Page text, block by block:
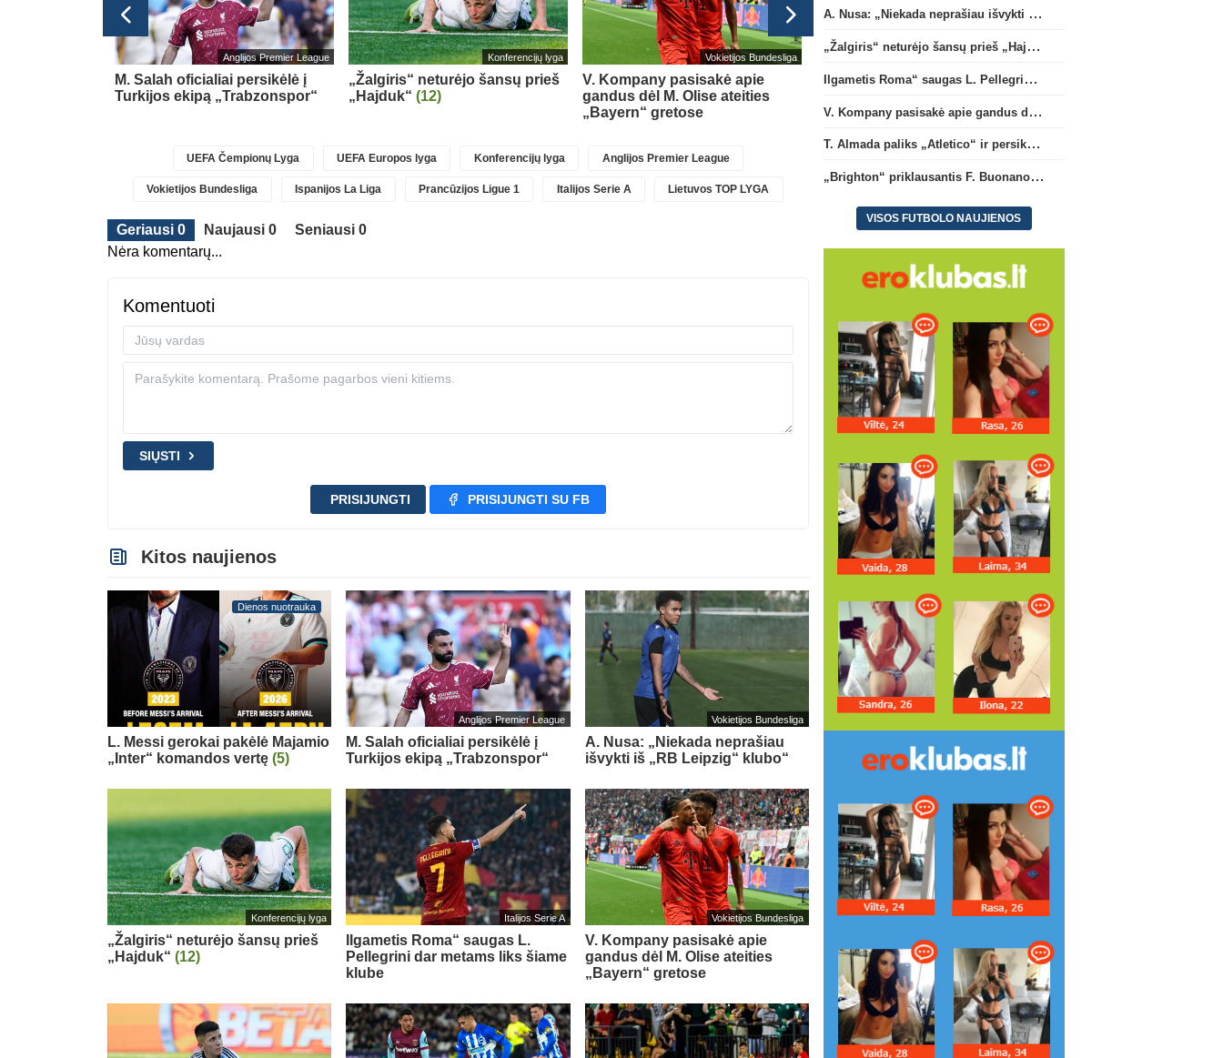
Anglijos Premier League
M. Salah oficialiai persikėlė į
Turkijos ekipą „Trabzonspor“
Konferencijų lyga
„Žalgiris“ neturėjo šansų prieš
„Hajduk“ (12)
Vokietijos Bundesliga
V. Kompany pasisakė apie
gandus dėl M. Olise ateities
„Bayern“ gretose
Pasaulio futbolo čempionatas 2026
T. Almada paliks „Atletico“ ir
Argentinos ekipą
UEFA Čempionų Lyga UEFA Europos lyga Konferencijų lyga Anglijos Premier League
Vokietijos Bundesliga Ispanijos La Liga Prancūzijos Ligue 1 Italijos Serie A Lietuvos TOP LYGA
Geriausi 0 Naujausi 0
Seniausi 0
Nėra komentarų...
Komentuoti
SIŲSTI
PRISIJUNGTI PRISIJUNGTI SU FB
Kitos naujienos
Dienos nuotrauka
L. Messi gerokai pakėlė Majamio
„Inter“ komandos vertę (5)
Anglijos Premier League
M. Salah oficialiai persikėlė į
Turkijos ekipą „Trabzonspor“
Vokietijos Bundesliga
A. Nusa: „Niekada neprašiau
išvykti iš „RB Leipzig“ klubo“
Konferencijų lyga
„Žalgiris“ neturėjo šansų prieš
„Hajduk“ (12)
Italijos Serie A
Ilgametis Roma“ saugas L.
Pellegrini dar metams liks šiame
klube
Vokietijos Bundesliga
V. Kompany pasisakė apie
gandus dėl M. Olise ateities
„Bayern“ gretose
A. Nusa: „Niekada neprašiau išvykti iš „RB Leipzig“ klubo“
„Žalgiris“ neturėjo šansų prieš „Hajduk“
Ilgametis Roma“ saugas L. Pellegrini dar metams liks šiame klube
V. Kompany pasisakė apie gandus dėl M. Olise ateities „Bayern“ gretose
T. Almada paliks „Atletico“ ir persikels į legendinę Argentinos ekipą
„Brighton“ priklausantis F. Buonanotte karjerą pratęs Ispanijoje
VISOS FUTBOLO NAUJIENOS